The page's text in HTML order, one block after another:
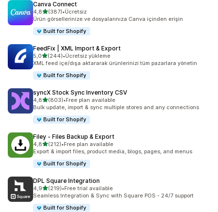
Canva Connect
4,85 yıldız üzerinden
(387)
toplam 387 değerlendirme
•Ücretsiz
Ürün görsellerinize ve dosyalarınıza Canva içinden erişin
Built for Shopify
FeedFix | XML Import & Export
5,05 yıldız üzerinden
(244)
toplam 244 değerlendirme
•Ücretsiz yükleme
XML feed içe/dışa aktararak ürünlerinizi tüm pazarlara yönetin
Built for Shopify
syncX Stock Sync Inventory CSV
4,85 yıldız üzerinden
(803)
toplam 803 değerlendirme
•Free plan available
Bulk update, import & sync multiple stores and any connections
Built for Shopify
Filey ‑ Files Backup & Export
4,85 yıldız üzerinden
(212)
toplam 212 değerlendirme
•Free plan available
Export & import files, product media, blogs, pages, and menus
Built for Shopify
DPL Square Integration
4,95 yıldız üzerinden
(219)
toplam 219 değerlendirme
•Free trial available
Seamless Integration & Sync with Square POS - 24/7 support
Built for Shopify